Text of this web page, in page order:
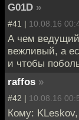
G01D »
#41 | 10.08.16
А чем
вежливый, а
и чтобы
raffos »
#42 | 10.08.16
Кому: KLeskov,